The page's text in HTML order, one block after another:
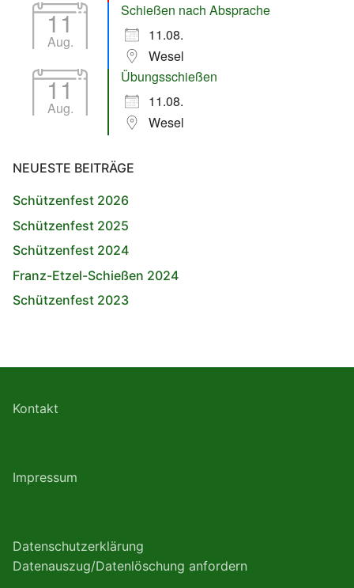
11
Aug.
Schießen nach Absprache
11.08.
Wesel
11
Aug.
Übungsschießen
11.08.
Wesel
NEUESTE BEITRÄGE
Schützenfest 2026
Schützenfest 2025
Schützenfest 2024
Franz-Etzel-Schießen 2024
Schützenfest 2023
Kontakt
Impressum
Datenschutzerklärung
Datenauszug/Datenlöschung anfordern